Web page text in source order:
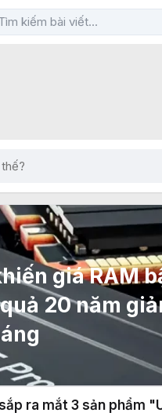
giá RAM
20 năm
ra mắt 3 sản phẩm